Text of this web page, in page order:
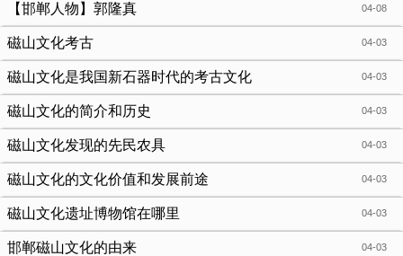
04-08
【邯郸人物】郭隆真
04-03
磁山文化考古
04-03
磁山文化是我国新石器时代的考古文化
04-03
磁山文化的简介和历史
04-03
磁山文化发现的先民农具
04-03
磁山文化的文化价值和发展前途
04-03
磁山文化遗址博物馆在哪里
04-03
邯郸磁山文化的由来